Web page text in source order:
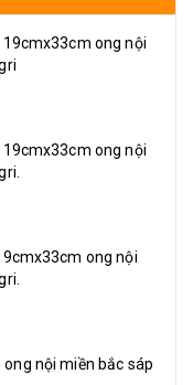
ong nội
ong nội
ong nội
nội miền bắc sáp